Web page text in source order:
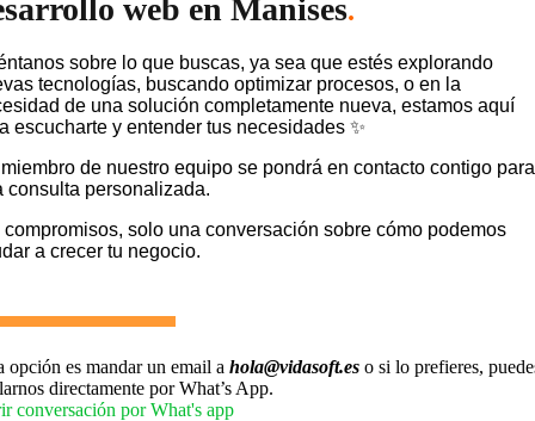
web en Manises.
sobre lo que buscas, ya sea que estés explorando
tecnologías, buscando optimizar procesos, o en la
de una solución completamente nueva, estamos aquí
escucharte y entender tus necesidades ✨
de nuestro equipo se pondrá en contacto contigo para
consulta personalizada.
compromisos, solo una conversación sobre cómo podemos
a crecer tu negocio.
opción es mandar un email a hola@vidasoft.es o si lo prefieres,
directamente por What’s App.
conversación por What's app